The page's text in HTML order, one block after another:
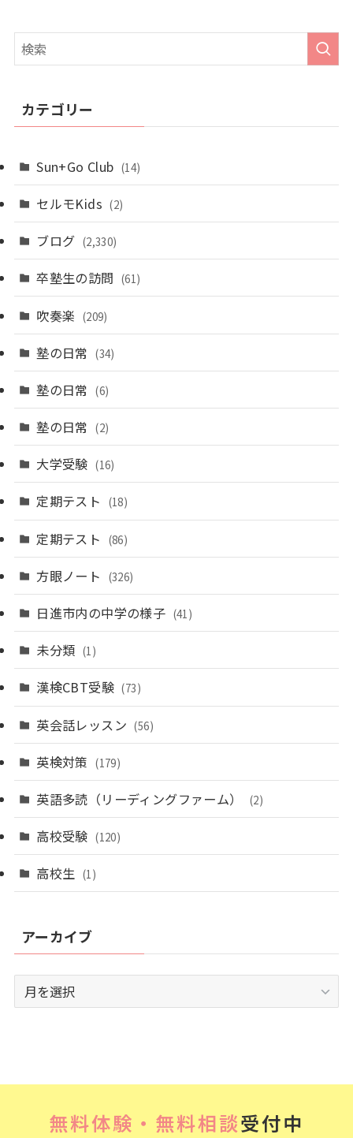
カテゴリー
Sun+Go Club (14)
セルモKids (2)
ブログ (2,330)
卒塾生の訪問 (61)
吹奏楽 (209)
塾の日常 (34)
塾の日常 (6)
塾の日常 (2)
大学受験 (16)
定期テスト (18)
定期テスト (86)
方眼ノート (326)
日進市内の中学の様子 (41)
未分類 (1)
漢検CBT受験 (73)
英会話レッスン (56)
英検対策 (179)
英語多読（リーディングファーム） (2)
高校受験 (120)
高校生 (1)
アーカイブ
ー
無料体験・無料相談受付中